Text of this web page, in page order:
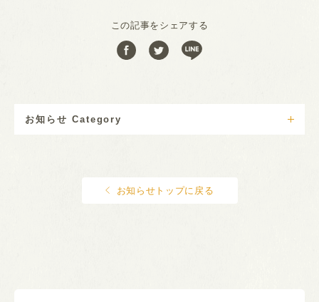
この記事をシェアする
お知らせ Category
お知らせトップに戻る